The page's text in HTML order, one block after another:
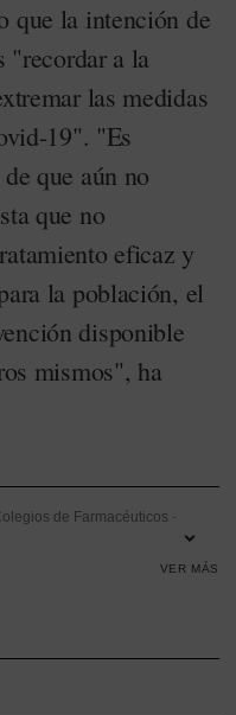
que la intención de
"recordar a la
las medidas
19". "Es
que aún no
que no
eficaz y
la población, el
disponible
mismos", ha
de Farmacéuticos -
VER MÁS